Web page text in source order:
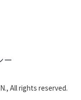
ー
All rights reserved.